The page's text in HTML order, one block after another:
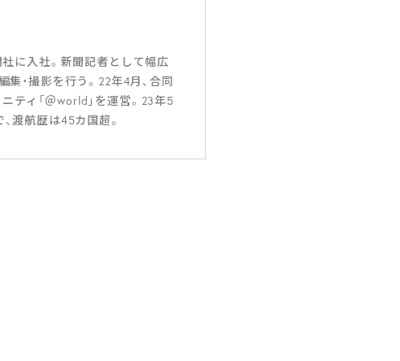
に入社。新聞記者として幅広
集・撮影を行う。22年4月、合同
ティ「＠world」を運営。23年5
渡航歴は45カ国超。